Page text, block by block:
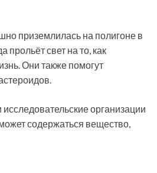
приземлилась на полигоне в
свет на то, как
Они также помогут
организации
содержаться вещество,